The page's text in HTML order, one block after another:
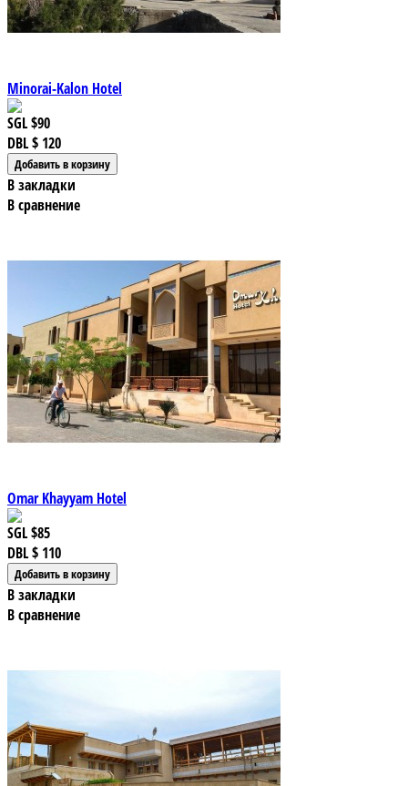
Minorai-Kalon Hotel
SGL$90
DBL$ 120
В закладки
В сравнение
Omar Khayyam Hotel
SGL$85
DBL$ 110
В закладки
В сравнение